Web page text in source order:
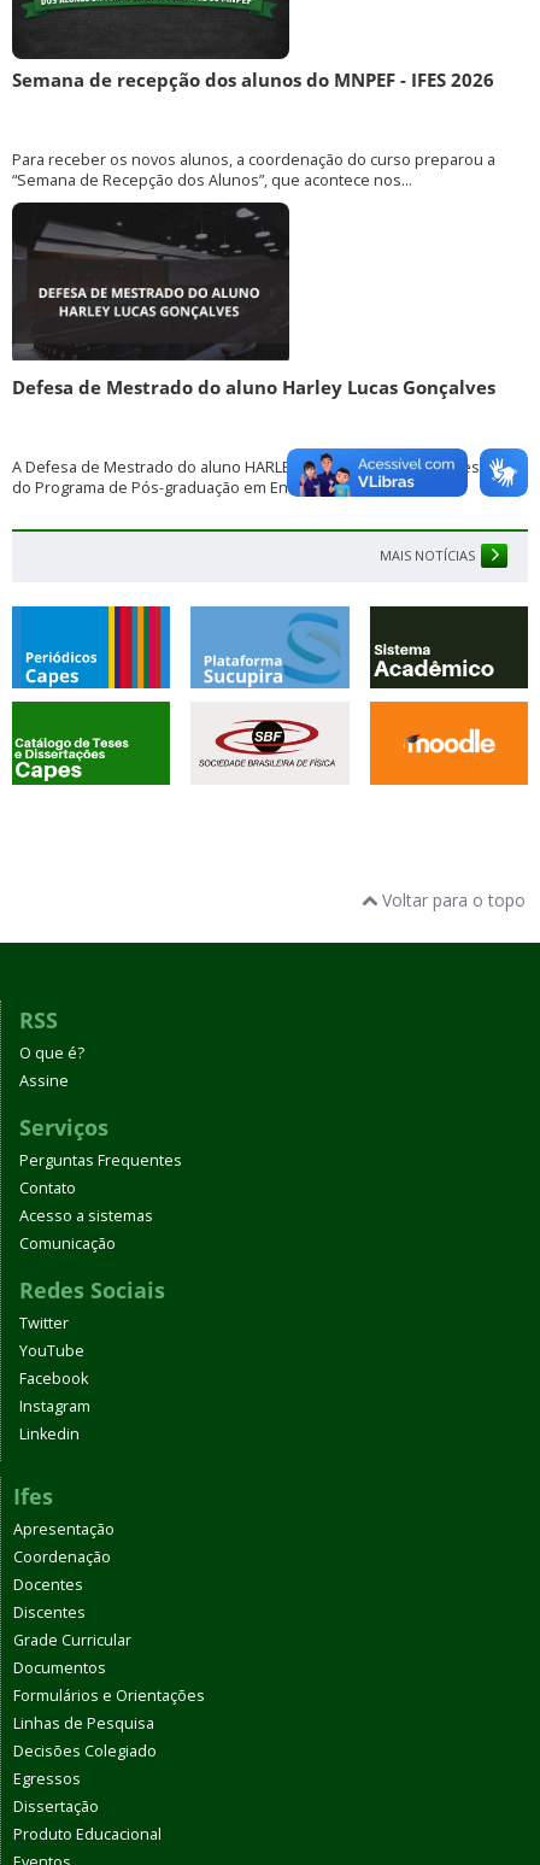
Semana de recepção dos alunos do MNPEF - IFES 2026
Para receber os novos alunos, a coordenação do curso preparou a
“Semana de Recepção dos Alunos”, que acontece nos...
Defesa de Mestrado do aluno Harley Lucas Gonçalves
A Defesa de Mestrado do aluno HARLEY LUCAS GONÇALVES, mestrando
do Programa de Pós-graduação em Ensino de Física do...
MAIS NOTÍCIAS
Voltar para o topo
RSS
O que é?
Assine
Serviços
Perguntas Frequentes
Contato
Acesso a sistemas
Comunicação
Redes Sociais
Twitter
YouTube
Facebook
Instagram
Linkedin
Ifes
Apresentação
Coordenação
Docentes
Discentes
Grade Curricular
Documentos
Formulários e Orientações
Linhas de Pesquisa
Decisões Colegiado
Egressos
Dissertação
Produto Educacional